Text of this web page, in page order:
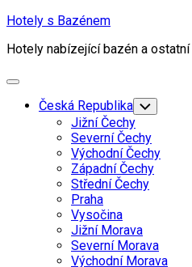
Skip
content
Hotely s Bazénem
Hotely nabízející bazén a
Expand
Current
Page
Parent
Česká Republika Toggle
Child
Menu
Jižní Čechy
Severní Čechy
Východní Čechy
Západní Čechy
Střední Čechy
Praha
Vysočina
Jižní Morava
Current
Page
Severní Morava
Current
Východní Morava